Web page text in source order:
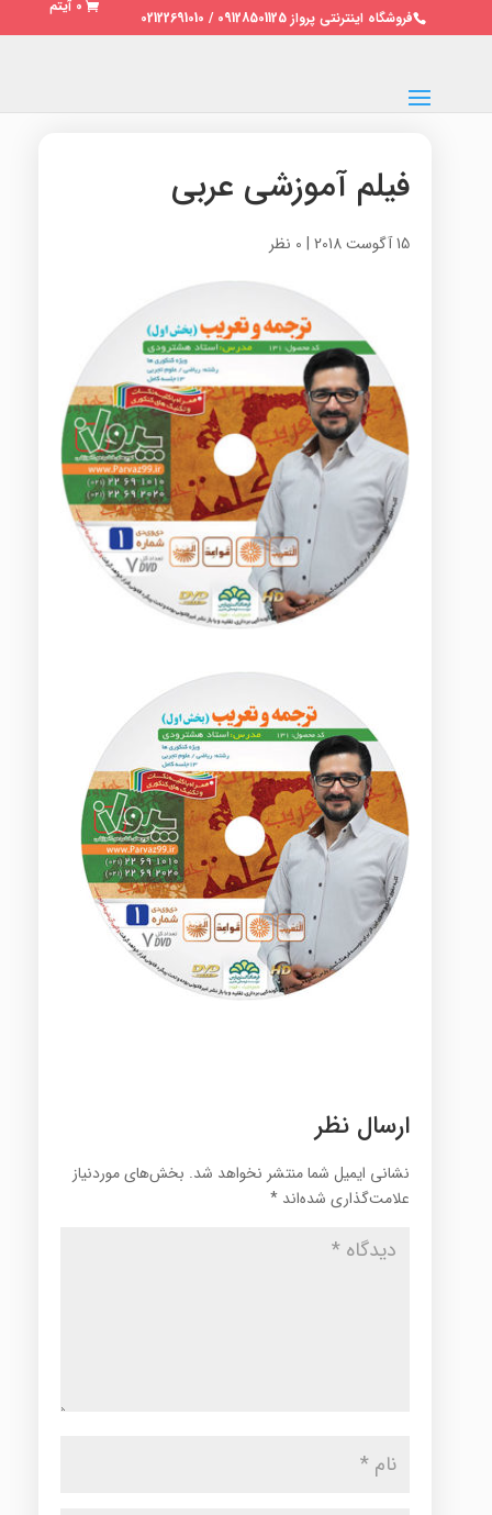
فروشگاه اینترنتی پرواز 09128501125 / 02122691010
0 آیتم
فیلم آموزشی عربی
15 آگوست 2018 | 0 نظر
ارسال نظر
نشانی ایمیل شما منتشر نخواهد شد. بخش‌های موردنیاز
علامت‌گذاری شده‌اند *